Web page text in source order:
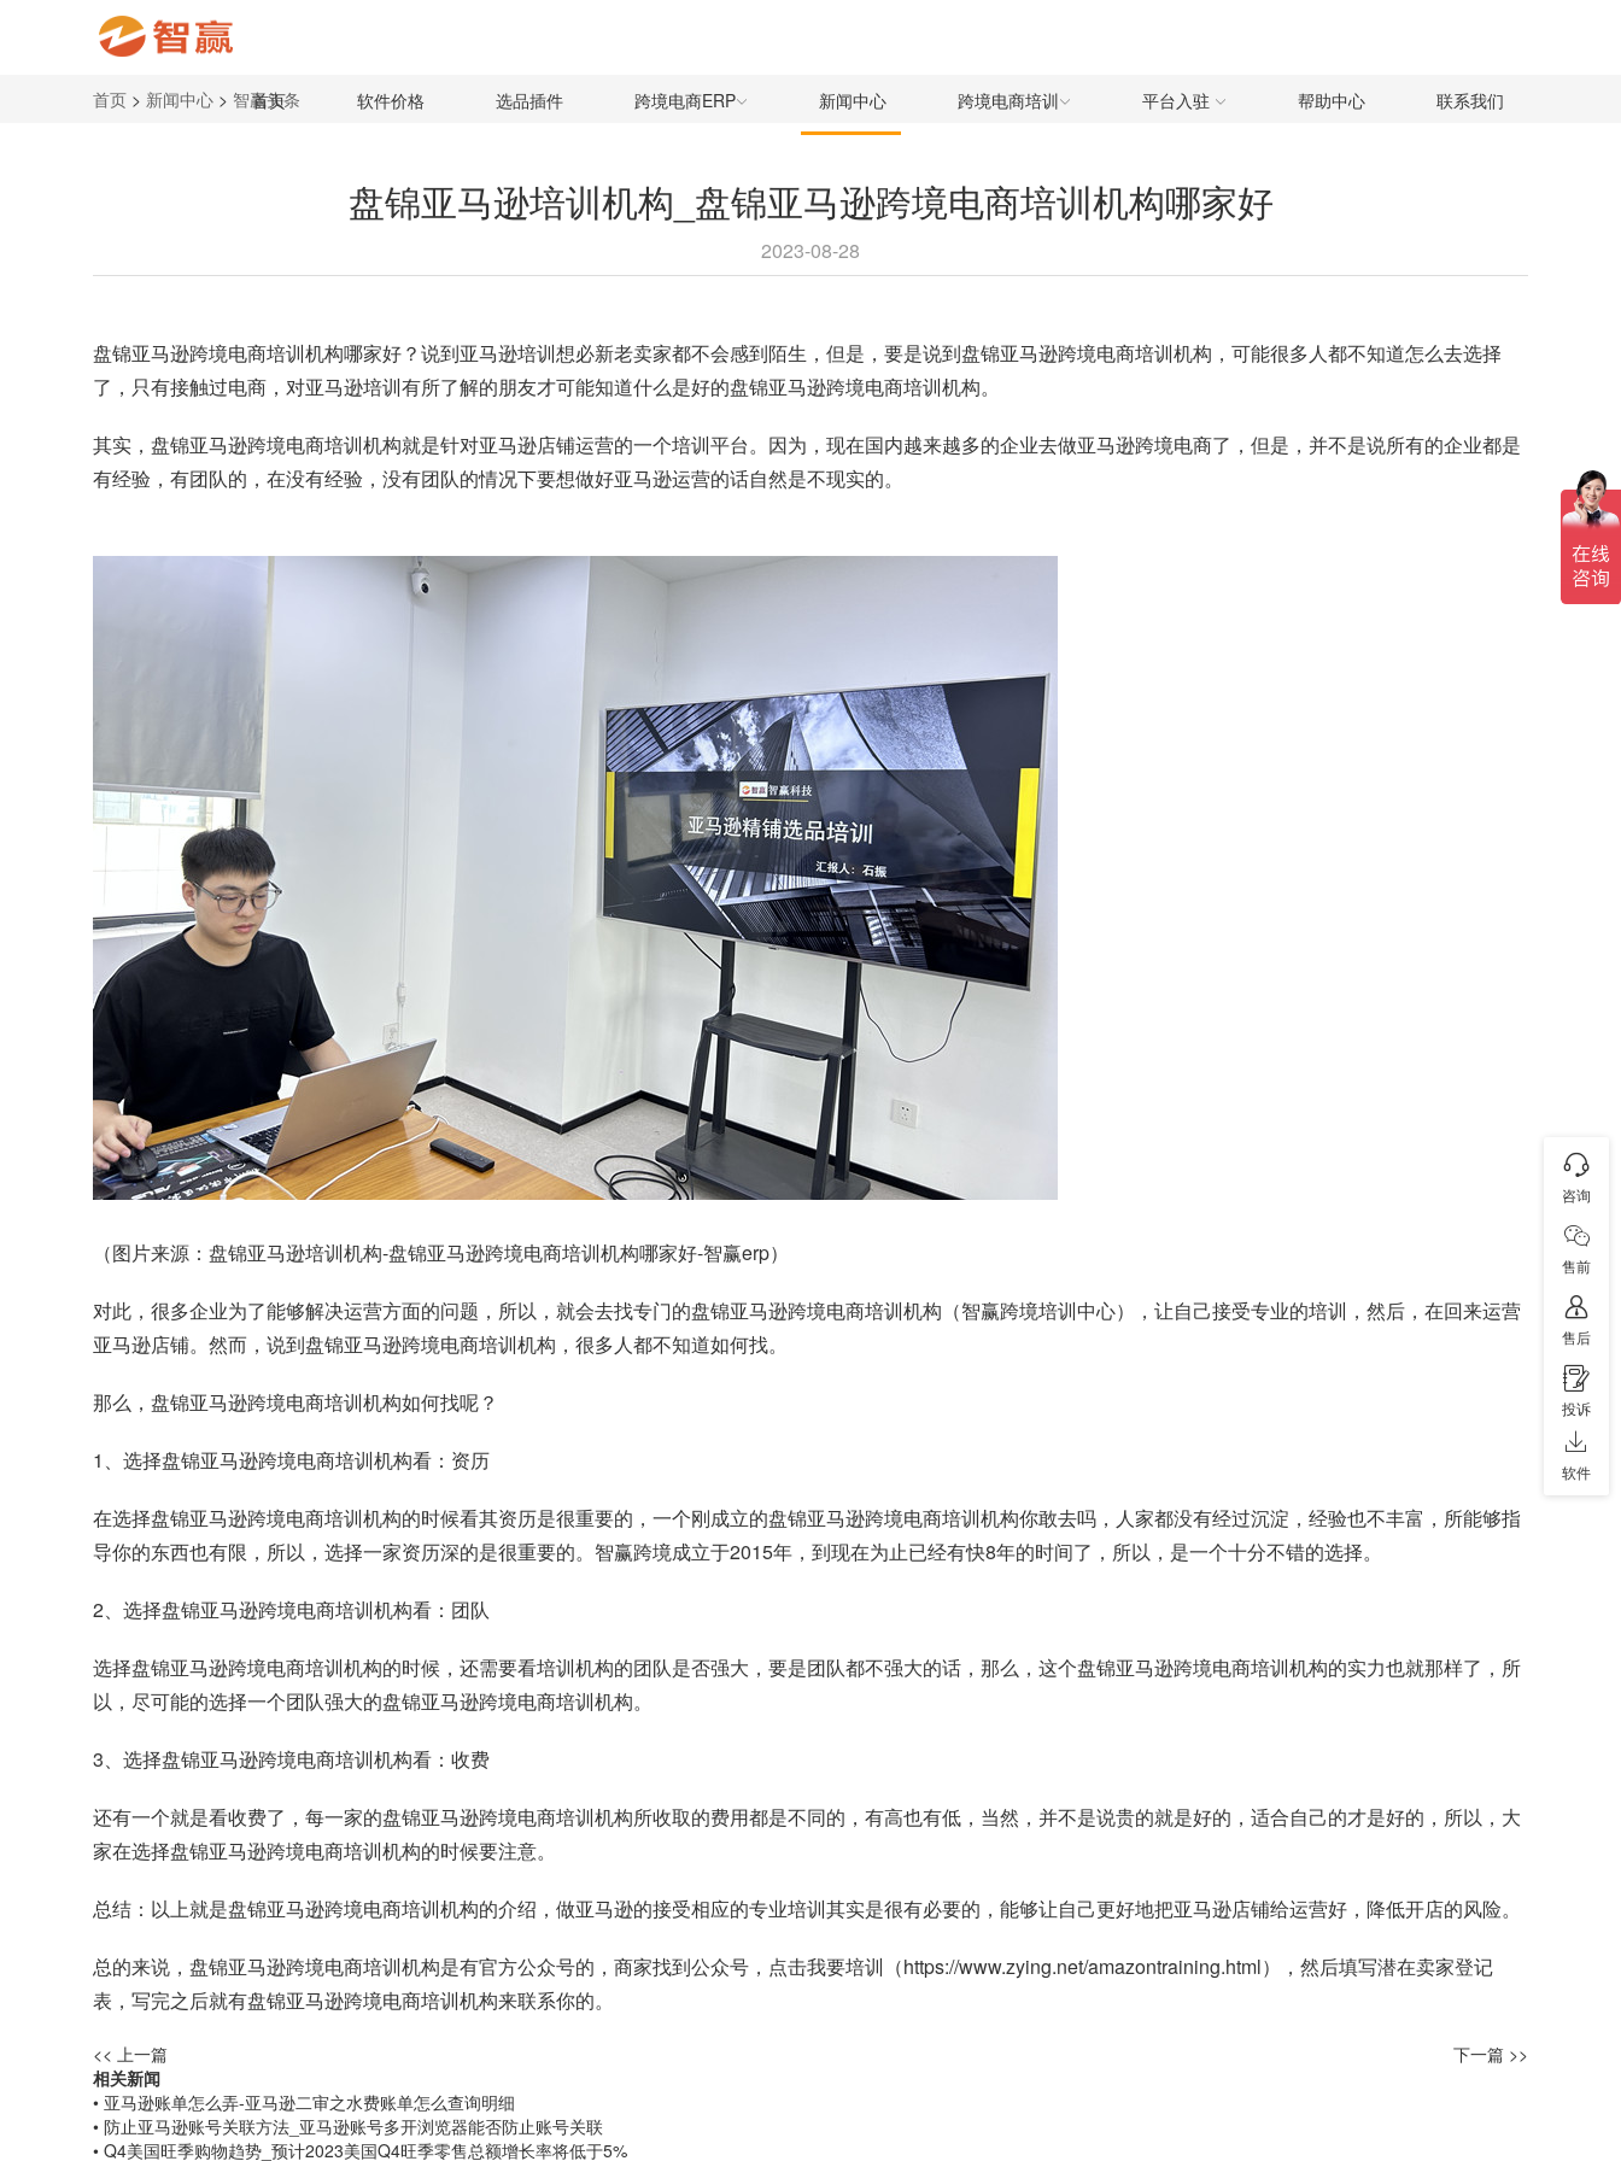
首页 软件价格 选品插件 跨境电商ERP 新闻中心 跨境电商培训 平台入驻 帮助中心 联系我们
首页 > 新闻中心 > 智赢头条
盘锦亚马逊培训机构_盘锦亚马逊跨境电商培训机构哪家好
2023-08-28
盘锦亚马逊跨境电商培训机构哪家好？说到亚马逊培训想必新老卖家都不会感到陌生，但是，要是说到盘锦亚马逊跨境电商培训机构，可能很多人都不知道怎么去选择
了，只有接触过电商，对亚马逊培训有所了解的朋友才可能知道什么是好的盘锦亚马逊跨境电商培训机构。
其实，盘锦亚马逊跨境电商培训机构就是针对亚马逊店铺运营的一个培训平台。因为，现在国内越来越多的企业去做亚马逊跨境电商了，但是，并不是说所有的企业都是
有经验，有团队的，在没有经验，没有团队的情况下要想做好亚马逊运营的话自然是不现实的。
（图片来源：盘锦亚马逊培训机构-盘锦亚马逊跨境电商培训机构哪家好-智赢erp）
对此，很多企业为了能够解决运营方面的问题，所以，就会去找专门的盘锦亚马逊跨境电商培训机构（智赢跨境培训中心），让自己接受专业的培训，然后，在回来运营
亚马逊店铺。然而，说到盘锦亚马逊跨境电商培训机构，很多人都不知道如何找。
那么，盘锦亚马逊跨境电商培训机构如何找呢？
1、选择盘锦亚马逊跨境电商培训机构看：资历
在选择盘锦亚马逊跨境电商培训机构的时候看其资历是很重要的，一个刚成立的盘锦亚马逊跨境电商培训机构你敢去吗，人家都没有经过沉淀，经验也不丰富，所能够指
导你的东西也有限，所以，选择一家资历深的是很重要的。智赢跨境成立于2015年，到现在为止已经有快8年的时间了，所以，是一个十分不错的选择。
2、选择盘锦亚马逊跨境电商培训机构看：团队
选择盘锦亚马逊跨境电商培训机构的时候，还需要看培训机构的团队是否强大，要是团队都不强大的话，那么，这个盘锦亚马逊跨境电商培训机构的实力也就那样了，所
以，尽可能的选择一个团队强大的盘锦亚马逊跨境电商培训机构。
3、选择盘锦亚马逊跨境电商培训机构看：收费
还有一个就是看收费了，每一家的盘锦亚马逊跨境电商培训机构所收取的费用都是不同的，有高也有低，当然，并不是说贵的就是好的，适合自己的才是好的，所以，大
家在选择盘锦亚马逊跨境电商培训机构的时候要注意。
总结：以上就是盘锦亚马逊跨境电商培训机构的介绍，做亚马逊的接受相应的专业培训其实是很有必要的，能够让自己更好地把亚马逊店铺给运营好，降低开店的风险。
总的来说，盘锦亚马逊跨境电商培训机构是有官方公众号的，商家找到公众号，点击我要培训（https://www.zying.net/amazontraining.html），然后填写潜在卖家登记
表，写完之后就有盘锦亚马逊跨境电商培训机构来联系你的。
<< 上一篇
下一篇 >>
相关新闻
• 亚马逊账单怎么弄-亚马逊二审之水费账单怎么查询明细
• 防止亚马逊账号关联方法_亚马逊账号多开浏览器能否防止账号关联
• Q4美国旺季购物趋势_预计2023美国Q4旺季零售总额增长率将低于5%
咨询
售前
售后
投诉
软件